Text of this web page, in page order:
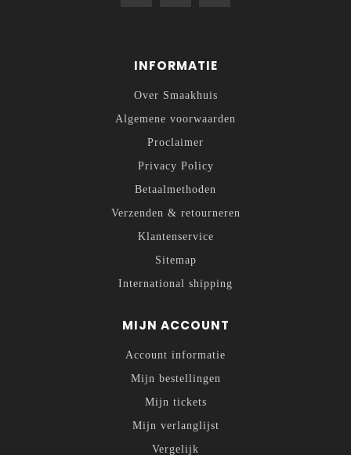
INFORMATIE
Over Smaakhuis
Algemene voorwaarden
Proclaimer
Privacy Policy
Betaalmethoden
Verzenden & retourneren
Klantenservice
Sitemap
International shipping
MIJN ACCOUNT
Account informatie
Mijn bestellingen
Mijn tickets
Mijn verlanglijst
Vergelijk